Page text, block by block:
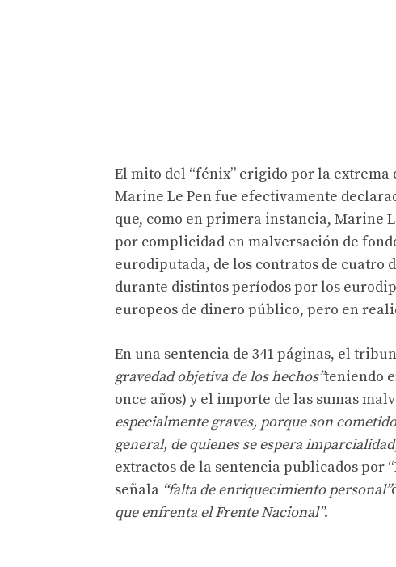
El mito del “fénix” erigido por la
Marine Le Pen fue efectivamente
que, como en primera instancia, Marine
por complicidad en malversación de
eurodiputada, de los contratos de cuatro
durante distintos períodos por los
europeos de dinero público, pero en
En una sentencia de 341 páginas, el
gravedad objetiva de los hechos”teniendo
once años) y el importe de las sumas
especialmente graves, porque son
general, de quienes se espera
extractos de la sentencia publicados por
señala “falta de enriquecimiento personal”
que enfrenta el Frente Nacional”.